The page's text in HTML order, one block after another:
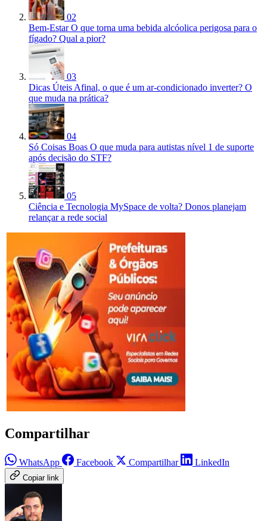
02
Bem-Estar O que torna uma bebida alcóolica perigosa para o
fígado? Qual a pior?
03
Dicas Úteis Afinal, o que é um ar-condicionado inverter? O
que muda na prática?
04
Só Coisas Boas O que muda para autistas nível 1 de suporte
após decisão do STF?
05
Ciência e Tecnologia MySpace de volta? Donos planejam
relançar a rede social
Compartilhar
WhatsApp Facebook Compartilhar LinkedIn
Copiar link